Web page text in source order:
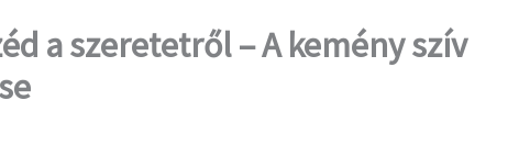
a szeretetről – A kemény szív